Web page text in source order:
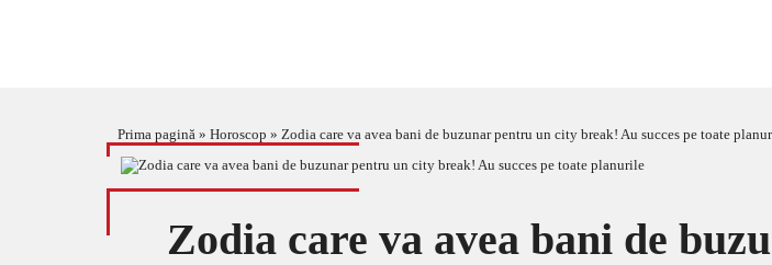
Prima pagină » Horoscop » Zodia care va avea bani de buzunar pentru un city break! Au succes pe toate
Zodia care va avea bani de